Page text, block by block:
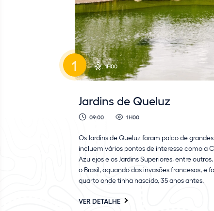
1 1H00
Jardins de Queluz
09:00 1H00
Os Jardins de Queluz foram palco de
incluem vários pontos de interesse como a
Azulejos e os Jardins Superiores, entre
o Brasil, aquando das invasões francesas, e
quarto onde tinha nascido, 35 anos antes.
VER DETALHE